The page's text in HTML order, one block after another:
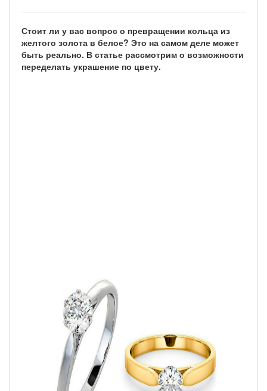
Стоит ли у вас вопрос о превращении кольца из
желтого золота в белое? Это на самом деле может
быть реально. В статье рассмотрим о возможности
переделать украшение по цвету.